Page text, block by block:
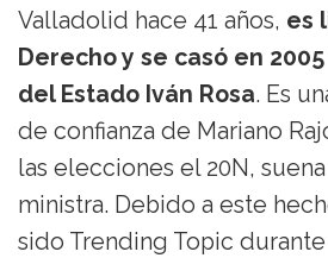
Valladolid hace 41 años, es
Derecho y se casó en
del Estado Iván Rosa. Es
de confianza de Mariano
las elecciones el 20N,
ministra. Debido a este
sido Trending Topic